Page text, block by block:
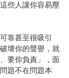
些人讓你容易壓
靠甚至很吸引
壞你的聲譽，就
要你負責」，面
題不在問題本